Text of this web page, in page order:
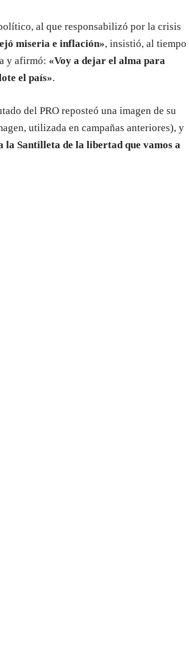
al que responsabilizó por la crisis
miseria e inflación», insistió, al tiempo
y afirmó: «Voy a dejar el alma para
el país».
del PRO reposteó una imagen de su
utilizada en campañas anteriores), y
la Santilleta de la libertad que vamos a